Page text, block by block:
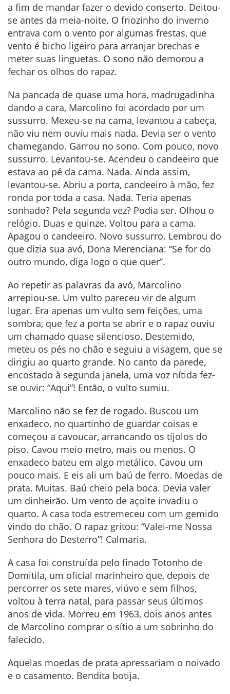
a fim de mandar fazer o devido conserto. Deitou-
se antes da meia-noite. O friozinho do inverno
entrava com o vento por algumas frestas, que
vento é bicho ligeiro para arranjar brechas e
meter suas linguetas. O sono não demorou a
fechar os olhos do rapaz.
Na pancada de quase uma hora, madrugadinha
dando a cara, Marcolino foi acordado por um
sussurro. Mexeu-se na cama, levantou a cabeça,
não viu nem ouviu mais nada. Devia ser o vento
chamegando. Garrou no sono. Com pouco, novo
sussurro. Levantou-se. Acendeu o candeeiro que
estava ao pé da cama. Nada. Ainda assim,
levantou-se. Abriu a porta, candeeiro à mão, fez
ronda por toda a casa. Nada. Teria apenas
sonhado? Pela segunda vez? Podia ser. Olhou o
relógio. Duas e quinze. Voltou para a cama.
Apagou o candeeiro. Novo sussurro. Lembrou do
que dizia sua avó, Dona Merenciana: “Se for do
outro mundo, diga logo o que quer”.
Ao repetir as palavras da avó, Marcolino
arrepiou-se. Um vulto pareceu vir de algum
lugar. Era apenas um vulto sem feições, uma
sombra, que fez a porta se abrir e o rapaz ouviu
um chamado quase silencioso. Destemido,
meteu os pés no chão e seguiu a visagem, que se
dirigiu ao quarto grande. No canto da parede,
encostado à segunda janela, uma voz nítida fez-
se ouvir: “Aqui”! Então, o vulto sumiu.
Marcolino não se fez de rogado. Buscou um
enxadeco, no quartinho de guardar coisas e
começou a cavoucar, arrancando os tijolos do
piso. Cavou meio metro, mais ou menos. O
enxadeco bateu em algo metálico. Cavou um
pouco mais. E eis ali um baú de ferro. Moedas de
prata. Muitas. Baú cheio pela boca. Devia valer
um dinheirão. Um vento de açoite invadiu o
quarto. A casa toda estremeceu com um gemido
vindo do chão. O rapaz gritou: “Valei-me Nossa
Senhora do Desterro”! Calmaria.
A casa foi construída pelo finado Totonho de
Domitila, um oficial marinheiro que, depois de
percorrer os sete mares, viúvo e sem filhos,
voltou à terra natal, para passar seus últimos
anos de vida. Morreu em 1963, dois anos antes
de Marcolino comprar o sítio a um sobrinho do
falecido.
Aquelas moedas de prata apressariam o noivado
e o casamento. Bendita botija.